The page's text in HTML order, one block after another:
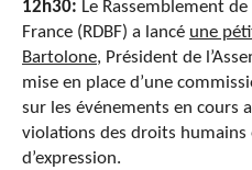
12h30: Le Rassemblement
France (RDBF) a lancé une
Bartolone, Président de
mise en place d’une
sur les événements en cours
violations des droits humains
d’expression.